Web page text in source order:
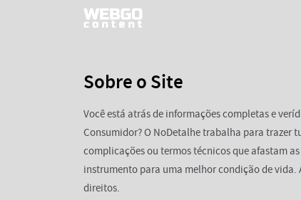
Sobre o Site
Você está atrás de informações completas e
Consumidor? O NoDetalhe trabalha para trazer
complicações ou termos técnicos que afastam
instrumento para uma melhor condição de vida.
direitos.